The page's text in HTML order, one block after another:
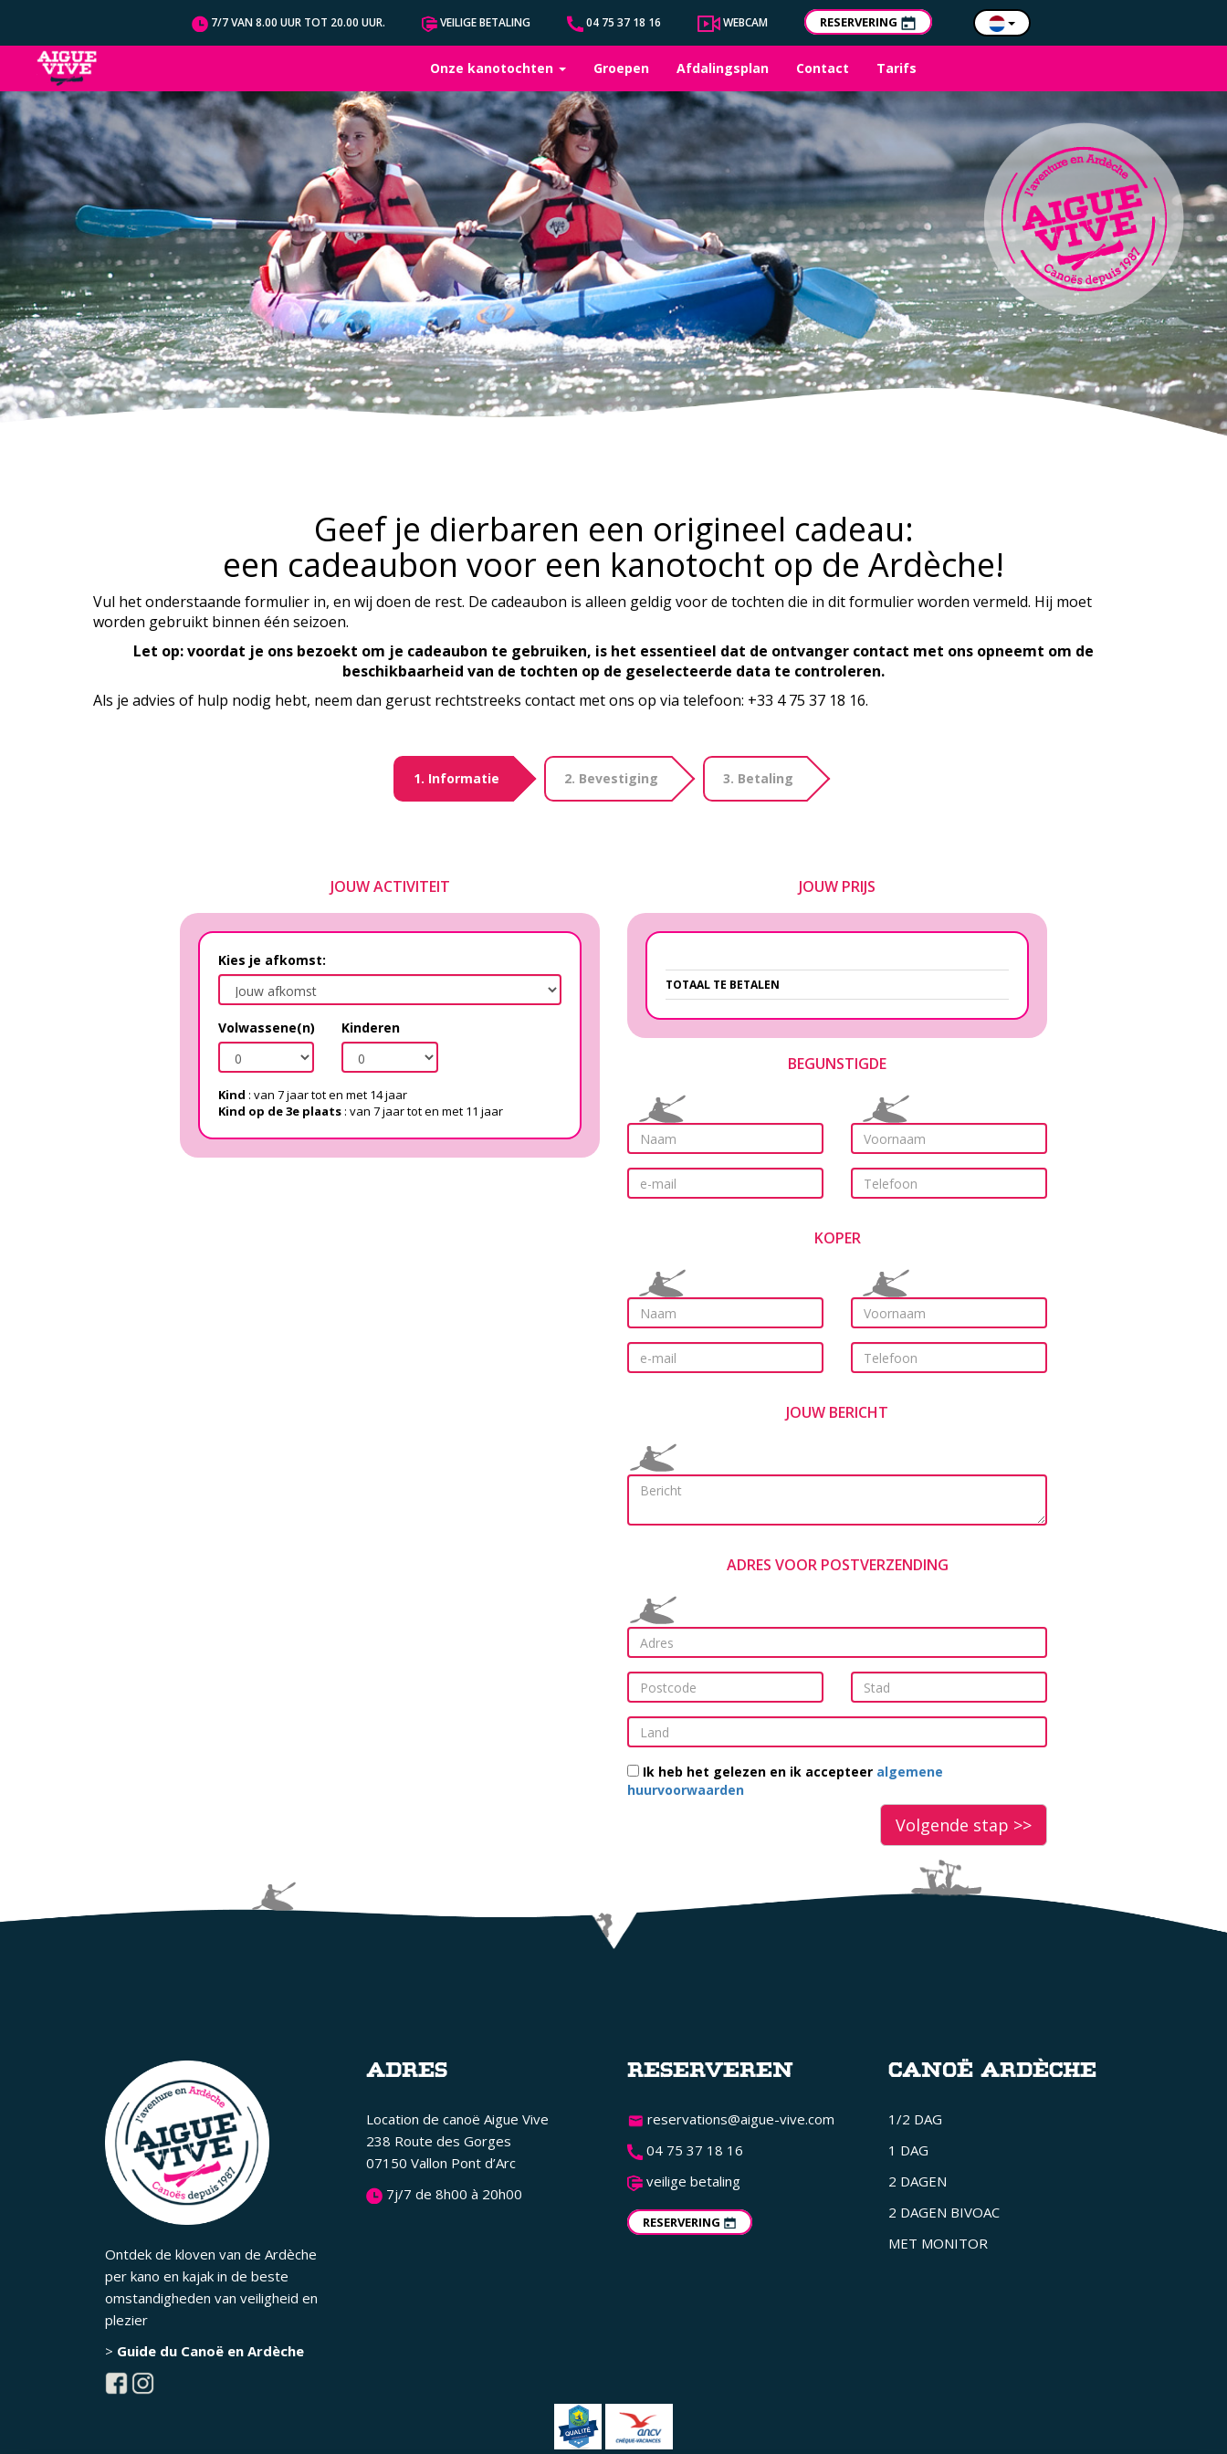
7/7 VAN 8.00 UUR TOT 20.00 UUR. VEILIGE BETALING 04 75 37 18 16 WEBCAM RESERVERING
Onze kanotochten Groepen Afdalingsplan Contact Tarifs
Geef je dierbaren een origineel cadeau:
een cadeaubon voor een kanotocht op de Ardèche!
Vul het onderstaande formulier in, en wij doen de rest. De cadeaubon is alleen geldig voor de tochten die in dit formulier worden vermeld. Hij moet
worden gebruikt binnen één seizoen.
Let op: voordat je ons bezoekt om je cadeaubon te gebruiken, is het essentieel dat de ontvanger contact met ons opneemt om de
beschikbaarheid van de tochten op de geselecteerde data te controleren.
Als je advies of hulp nodig hebt, neem dan gerust rechtstreeks contact met ons op via telefoon: +33 4 75 37 18 16.
1. Informatie 2. Bevestiging 3. Betaling
JOUW ACTIVITEIT
Kies je afkomst:
Volwassene(n) Kinderen
Kind : van 7 jaar tot en met 14 jaar
Kind op de 3e plaats : van 7 jaar tot en met 11 jaar
JOUW PRIJS
TOTAAL TE BETALEN
BEGUNSTIGDE
KOPER
JOUW BERICHT
ADRES VOOR POSTVERZENDING
Ik heb het gelezen en ik accepteer algemene
huurvoorwaarden
Volgende stap >>
Ontdek de kloven van de Ardèche
per kano en kajak in de beste
omstandigheden van veiligheid en
plezier
> Guide du Canoë en Ardèche
ADRES
Location de canoë Aigue Vive
238 Route des Gorges
07150 Vallon Pont d’Arc
7j/7 de 8h00 à 20h00
RESERVEREN
reservations@aigue-vive.com
04 75 37 18 16
veilige betaling
RESERVERING
CANOË ARDÈCHE
1/2 DAG
1 DAG
2 DAGEN
2 DAGEN BIVOAC
MET MONITOR